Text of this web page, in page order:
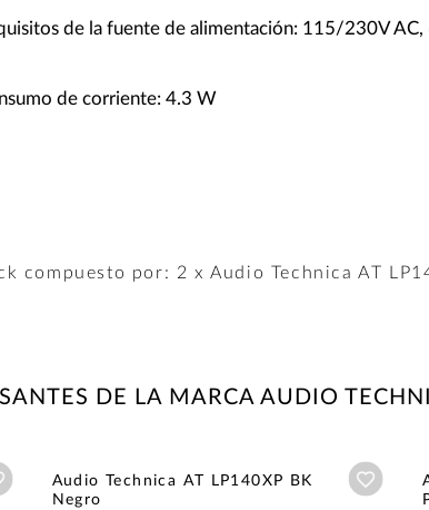
de la fuente de alimentación: 115/230V
de corriente: 4.3 W
compuesto por: 2 x Audio Technica AT
DE LA MARCA AUDIO
Añadir a wishlist
Audio Technica AT LP140XP BK
Negro